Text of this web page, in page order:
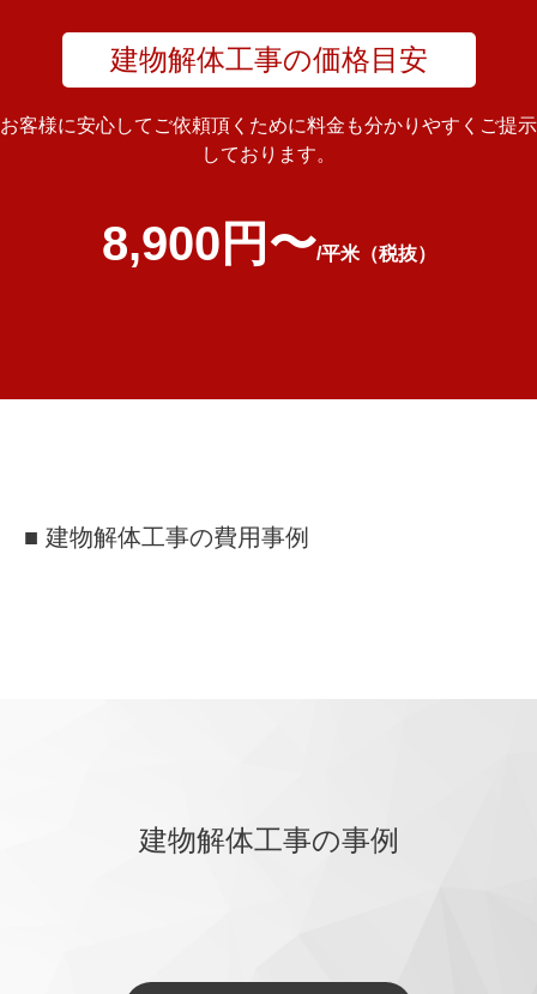
建物解体工事の価格目安
お客様に安心してご依頼頂くために料金も分かりやすくご提示
しております。
8,900円〜/平米（税抜）
■ 建物解体工事の費用事例
建物解体工事の事例